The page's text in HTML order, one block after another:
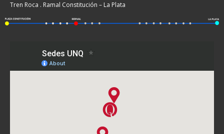
Tren Roca . Ramal Constitución – La Plata